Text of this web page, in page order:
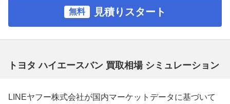
無料 見積りスタート
トヨタ ハイエースバン 買取相場 シミュレーション
LINEヤフー株式会社が国内マーケットデータに基づいて